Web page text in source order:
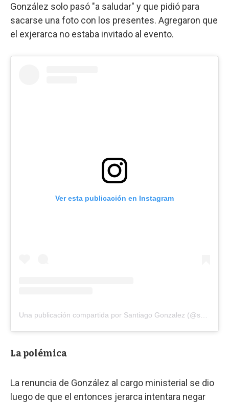
González solo pasó "a saludar" y que pidió para
sacarse una foto con los presentes. Agregaron que
el exjerarca no estaba invitado al evento.
Ver esta publicación en Instagram
La polémica
La renuncia de González al cargo ministerial se dio
luego de que el entonces jerarca intentara negar